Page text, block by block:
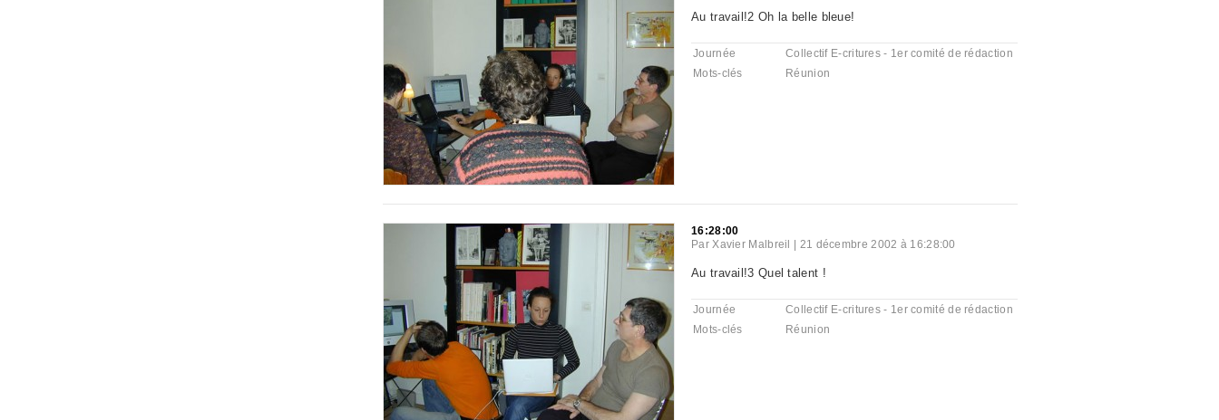
Au travail!2 Oh la belle bleue!
Journée
Collectif E-critures - 1er comité de rédaction
Mots-clés
Réunion
16:28:00
ParXavier Malbreil 21 décembre 2002 à 16:28:00
Au travail!3 Quel talent !
Journée
Collectif E-critures - 1er comité de rédaction
Mots-clés
Réunion